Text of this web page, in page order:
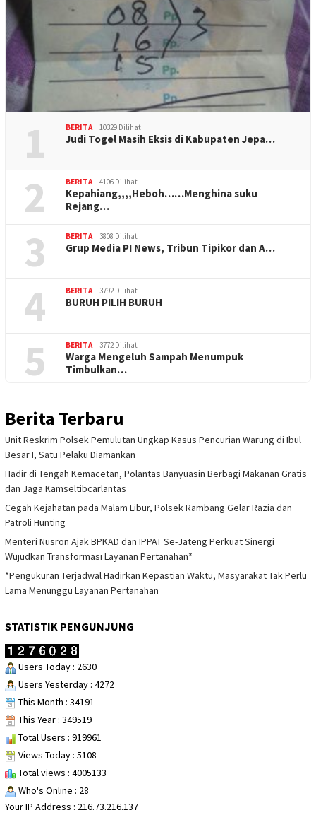
1 BERITA 10329 Dilihat
Judi Togel Masih Eksis di Kabupaten Jepa…
2 BERITA 4106 Dilihat
Kepahiang,,,,Heboh……Menghina suku
Rejang…
3 BERITA 3808 Dilihat
Grup Media PI News, Tribun Tipikor dan A…
4 BERITA 3792 Dilihat
BURUH PILIH BURUH
5 BERITA 3772 Dilihat
Warga Mengeluh Sampah Menumpuk
Timbulkan…
Berita Terbaru
Unit Reskrim Polsek Pemulutan Ungkap Kasus Pencurian Warung di Ibul
Besar I, Satu Pelaku Diamankan
Hadir di Tengah Kemacetan, Polantas Banyuasin Berbagi Makanan Gratis
dan Jaga Kamseltibcarlantas
Cegah Kejahatan pada Malam Libur, Polsek Rambang Gelar Razia dan
Patroli Hunting
Menteri Nusron Ajak BPKAD dan IPPAT Se-Jateng Perkuat Sinergi
Wujudkan Transformasi Layanan Pertanahan*
*Pengukuran Terjadwal Hadirkan Kepastian Waktu, Masyarakat Tak Perlu
Lama Menunggu Layanan Pertanahan
STATISTIK PENGUNJUNG
Users Today : 2630
Users Yesterday : 4272
This Month : 34191
This Year : 349519
Total Users : 919961
Views Today : 5108
Total views : 4005133
Who's Online : 28
Your IP Address : 216.73.216.137